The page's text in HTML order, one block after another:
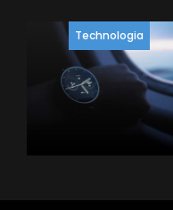
Technologia